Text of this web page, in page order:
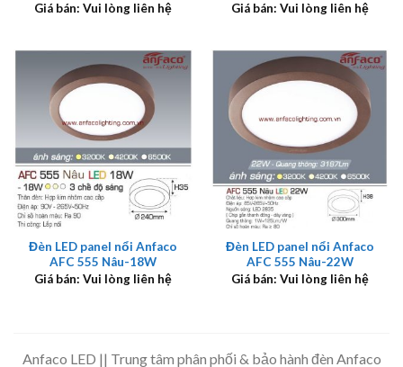
Giá bán: Vui lòng liên hệ
Giá bán: Vui lòng liên hệ
Đèn LED panel nổi Anfaco
AFC 555 Nâu-18W
Giá bán: Vui lòng liên hệ
Đèn LED panel nổi Anfaco
AFC 555 Nâu-22W
Giá bán: Vui lòng liên hệ
Anfaco LED || Trung tâm phân phối & bảo hành đèn Anfaco